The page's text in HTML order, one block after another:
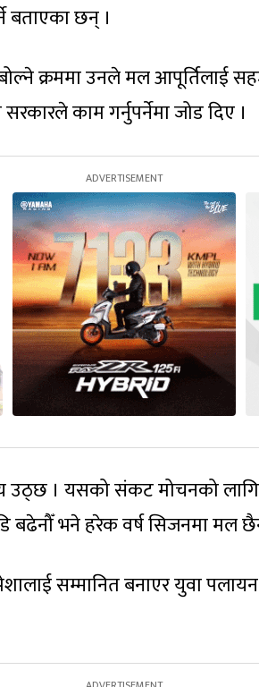
बताएका छन् ।
क्रममा उनले मल आपूर्तिलाई
काम गर्नुपर्नेमा जोड दिए ।
उठ्छ । यसको संकट मोचनको
बढेनौँ भने हरेक वर्ष सिजनमा मल
सम्मानित बनाएर युवा